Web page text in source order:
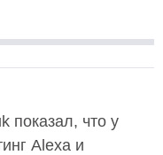
показал, что у
Alexa и